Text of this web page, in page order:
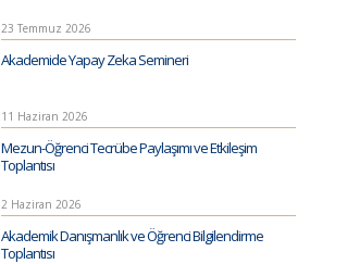
23 Temmuz 2026
Akademide Yapay Zeka Semineri
11 Haziran 2026
Mezun-Öğrenci Tecrübe Paylaşımı ve Etkileşim
Toplantısı
2 Haziran 2026
Akademik Danışmanlık ve Öğrenci Bilgilendirme
Toplantısı